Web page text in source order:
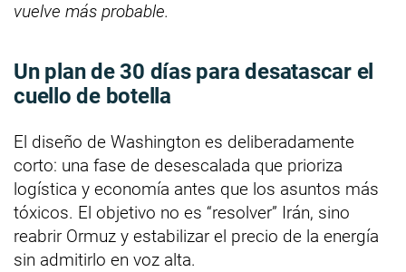
vuelve más probable.
Un plan de30 díaspara desatascar el
cuello de botella
El diseño de Washington es deliberadamente
corto: una fase de desescalada que prioriza
logística y economía antes que los asuntos más
tóxicos. El objetivo no es “resolver” Irán, sino
reabrir Ormuz y estabilizar el precio de la energía
sin admitirlo en voz alta.